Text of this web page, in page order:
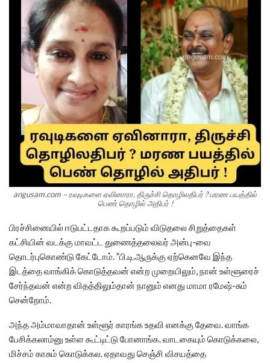
angusam.com – ரவுடிகளை ஏவினாரா, திருச்சி தொழிலதிபர் ? மரண பயத்தில்
பெண் தொழில் அதிபர் !
பிரச்சினையில் ஈடுபட்டதாக கூறப்படும் விடுதலை சிறுத்தைகள்
கட்சியின் வடக்கு மாவட்ட துணைத்தலைவர் அன்பு-வை
தொடர்புகொண்டு கேட்டோம். ”பி.டி.ஆருக்கு ஏற்கெனவே இந்த
இடத்தை வாங்கிக் கொடுத்தவன் என்ற முறையிலும், நான் உள்ளூரைச்
சேர்ந்தவன் என்ற விதத்திலும்தான் நானும் எனது மாமா ரமேஷ்-சும்
சென்றோம்.
அந்த அம்மாவாதான் உள்ளூர் காரங்க உதவி எனக்கு தேவை. வாங்க
பேசிக்கலாம்னு உள்ள கூட்டிட்டு போனாங்க. வாடகையும் கொடுக்கலை,
மிச்சம் காசும் கொடுக்கல. ஏதாவது செஞ்சி விசயத்தை